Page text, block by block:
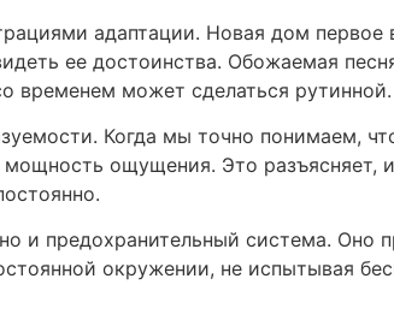
адаптации. Новая дом первое
ее достоинства. Обожаемая
временем может сделаться рутинной.
Когда мы точно понимаем,
ощущения. Это разъясняет,
и предохранительный система. Оно
окружении, не испытывая